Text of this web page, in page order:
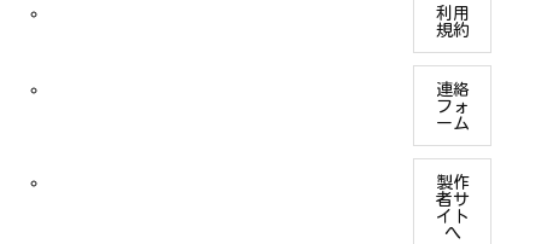
利用
規約
連絡
フォ
ーム
製作
者サ
イト
へ